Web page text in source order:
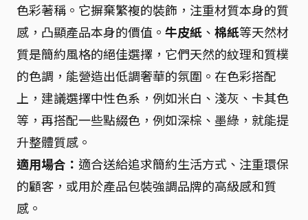
色彩著稱。它摒棄繁複的裝飾，注重材質本身的質
感，凸顯產品本身的價值。 牛皮紙 、 棉紙等天然材
質是簡約風格的絕佳選擇，它們天然的紋理和質樸
的色調，能營造出低調奢華的氛圍。在色彩搭配
上，建議選擇中性色系，例如米白、淺灰、卡其色
等，再搭配一些點綴色，例如深棕、墨綠，就能提
升整體質感。
適用場合： 適合送給追求簡約生活方式、注重環保
的顧客，或用於產品包裝強調品牌的高級感和質
感。